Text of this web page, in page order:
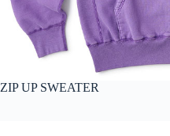
ZIP UP SWEATER